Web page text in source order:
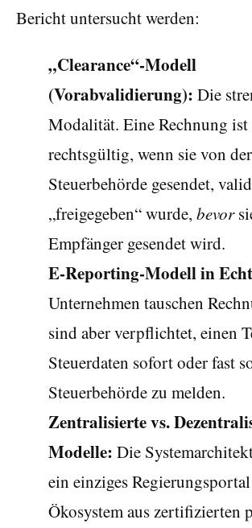
Bericht untersucht werden:
„Clearance“-Modell
(Vorabvalidierung): Die
Modalität. Eine Rechnung ist
rechtsgültig, wenn sie von der
Steuerbehörde gesendet,
„freigegeben“ wurde, bevor
Empfänger gesendet wird.
E-Reporting-Modell in
Unternehmen tauschen
sind aber verpflichtet, einen
Steuerdaten sofort oder fast
Steuerbehörde zu melden.
Zentralisierte vs.
Modelle: Die
ein einziges
Ökosystem aus zertifizierten